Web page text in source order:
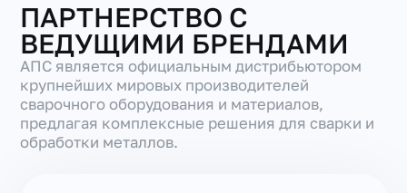
ПАРТНЕРСТВО С
ВЕДУЩИМИ БРЕНДАМИ
АПС является официальным дистрибьютором
крупнейших мировых производителей
сварочного оборудования и материалов,
предлагая комплексные решения для сварки и
обработки металлов.